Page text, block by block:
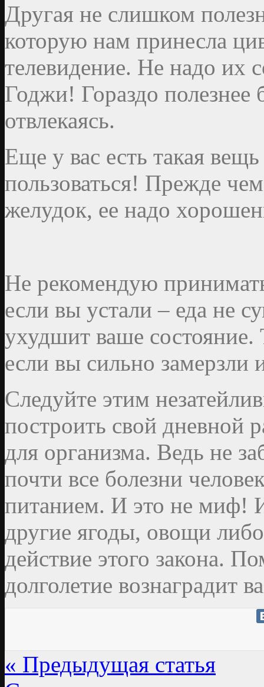
Другая не слишком
которую нам принесла
телевидение. Не надо их
Годжи! Гораздо полезнее
отвлекаясь.
Еще у вас есть такая
пользоваться! Прежде
желудок, ее надо
Не рекомендую
если вы устали – еда не
ухудшит ваше
если вы сильно замерзли
Следуйте этим
построить свой дневной
для организма. Ведь не
почти все болезни
питанием. И это не миф!
другие ягоды, овощи
действие этого закона.
долголетие вознаградит
« Предыдущая статья